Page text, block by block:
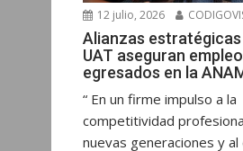
12 julio, 2026
Alianzas estratégicas
UAT aseguran
egresados en la
“ En un firme impulso a la
competitividad
nuevas generaciones y